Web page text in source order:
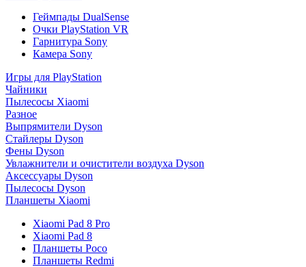
Геймпады DualSense
Очки PlayStation VR
Гарнитура Sony
Камера Sony
Игры для PlayStation
Чайники
Пылесосы Xiaomi
Разное
Выпрямители Dyson
Стайлеры Dyson
Фены Dyson
Увлажнители и очистители воздуха Dyson
Аксессуары Dyson
Пылесосы Dyson
Планшеты Xiaomi
Xiaomi Pad 8 Pro
Xiaomi Pad 8
Планшеты Poco
Планшеты Redmi